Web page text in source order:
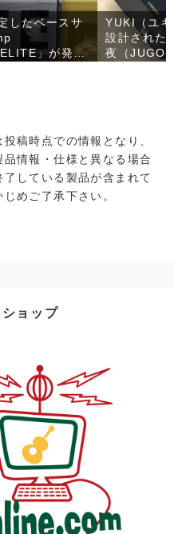
したベースサ
」が発
YUKI（ユ
設計された
夜（
稿時点での情報となり、
情報・仕様と異なる場合
している製品が含まれて
めご了承下さい。
ョップ